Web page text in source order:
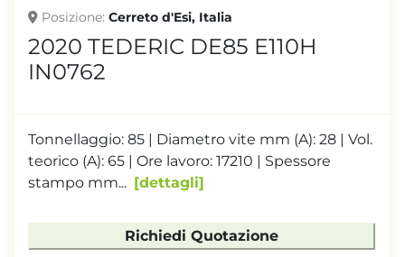
Posizione Cerreto d'Esi, Italia
2020 TEDERIC DE85 E110H
IN0762
Tonnellaggio: 85 | Diametro vite mm (A): 28 | Vol.
teorico (A): 65 | Ore lavoro: 17210 | Spessore
stampo mm...
dettagli
Richiedi Quotazione